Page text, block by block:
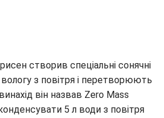
створив спеціальні сонячні
вологу з повітря і перетворюють
він назвав Zero Mass
5 л води з повітря